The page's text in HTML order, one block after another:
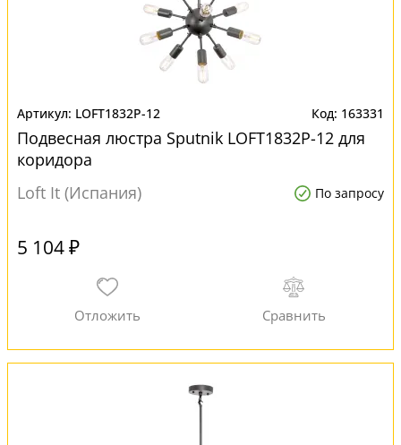
LOFT1832P-12 163331
Подвесная люстра Sputnik LOFT1832P-12 для
коридора
Loft It (Испания)
По запросу
5 104 ₽